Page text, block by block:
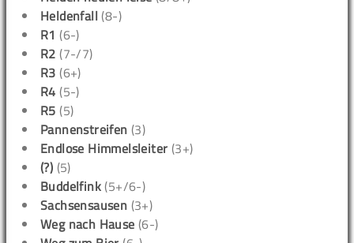
Heldenfall (8-)
R1 (6-)
R2 (7-/7)
R3 (6+)
R4 (5-)
R5 (5)
Pannenstreifen (3)
Endlose Himmelsleiter (3+)
(?) (5)
Buddelfink (5+/6-)
Sachsensausen (3+)
Weg nach Hause (6-)